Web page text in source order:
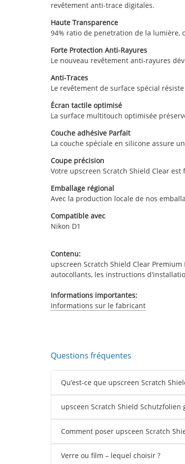
revêtement anti-trace digitales.
Haute Transparence
94% ratio de penetration de la lumière,
Forte Protection Anti-Rayures
Le nouveau revêtement anti-rayures
Anti-Traces
Le revêtement de surface spécial
Écran tactile optimisé
La surface multitouch optimisée
Couche adhésive Parfait
La couche spéciale en silicone assure
Coupe précision
Votre upscreen Scratch Shield Clear
Emballage régional
Avec la production locale de nos
Compatible avec
Nikon D1
Contenu:
upscreen Scratch Shield Clear
autocollants, les instructions
Informations importantes:
Informations sur le fabricant
Questions fréquentes
Qu’est-ce que upscreen Scratch
upsceen Scratch Shield Schutzfolien
Comment poser upsceen Scratch
Verre ou film – lequel choisir ?